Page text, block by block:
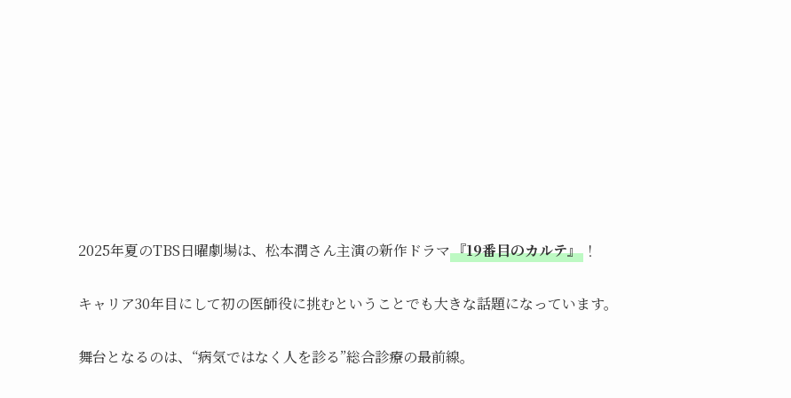
2025年夏のTBS日曜劇場は、松本潤さん主演の新作ドラマ『19番目のカルテ』 ！
キャリア30年目にして初の医師役に挑むということでも大きな話題になっています。
舞台となるのは、“病気ではなく人を診る”総合診療の最前線。